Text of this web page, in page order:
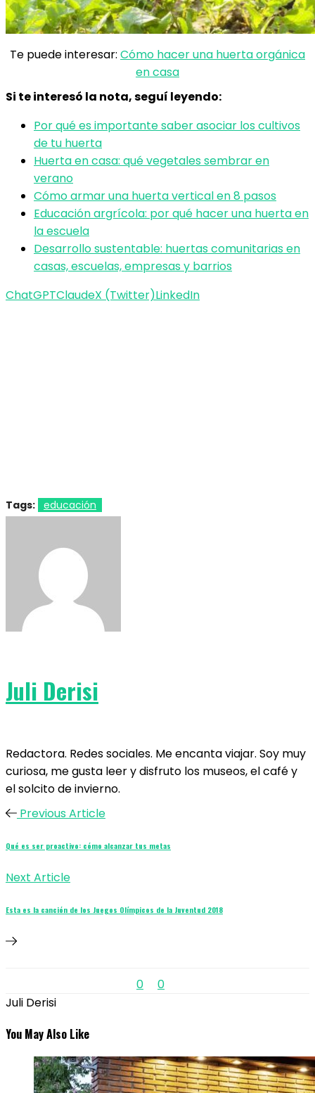
Te puede interesar: Cómo hacer una huerta orgánica
en casa
Si te interesó la nota, seguí leyendo:
Por qué es importante saber asociar los cultivos
de tu huerta
Huerta en casa: qué vegetales sembrar en
verano
Cómo armar una huerta vertical en 8 pasos
Educación argrícola: por qué hacer una huerta en
la escuela
Desarrollo sustentable: huertas comunitarias en
casas, escuelas, empresas y barrios
ChatGPTClaudeX (Twitter)LinkedIn
Tags: educación
Juli Derisi
Redactora. Redes sociales. Me encanta viajar. Soy muy
curiosa, me gusta leer y disfruto los museos, el café y
el solcito de invierno.
Previous Article
Qué es ser proactivo: cómo alcanzar tus metas
Next Article
Esta es la canción de los Juegos Olímpicos de la Juventud 2018
0
0
Juli Derisi
You May Also Like